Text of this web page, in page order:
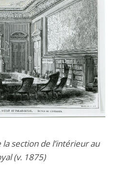
section de l’intérieur au
(v. 1875)